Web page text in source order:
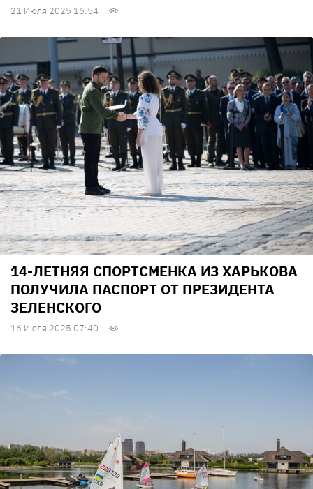
21 Июля 2025 16:54
14-ЛЕТНЯЯ СПОРТСМЕНКА ИЗ ХАРЬКОВА
ПОЛУЧИЛА ПАСПОРТ ОТ ПРЕЗИДЕНТА
ЗЕЛЕНСКОГО
16 Июля 2025 07:40